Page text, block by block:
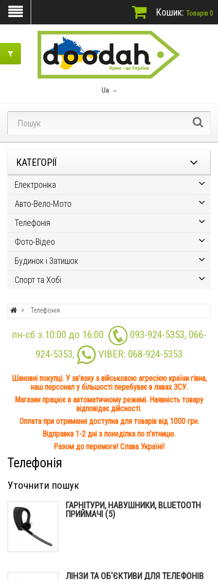
Ua
Кошик: Товарів 0
КАТЕГОРІЇ
Електроніка
Авто-Вело-Мото
Телефонія
Фото-Відео
Будинок і Затишок
Спорт та Хобі
Телефонія
пн-сб з 10:00 до 16:00 093-924-5353, 066-
924-5353, VIBER: 068-924-5353
Шановні покупці. У зв'язку з військовою агресією країни гівна,
наш персонал у більшості перебуває в лавах ЗСУ.
Магазин працює в автоматичному режимі. Наявність товару
відповідає дійсності.
Оплата при отриманні доступна для товарів від 1000 грн.
Відправка 1-2 дні з понеділка по п'ятницю.
Разом до перемоги! Слава Україні!
Телефонія
Уточнити пошук
ГАРНІТУРИ, НАВУШНИКИ, BLUETOOTH
ПРИЙМАЧІ (5)
ЛІНЗИ ТА ОБ'ЄКТИВИ ДЛЯ ТЕЛЕФОНІВ